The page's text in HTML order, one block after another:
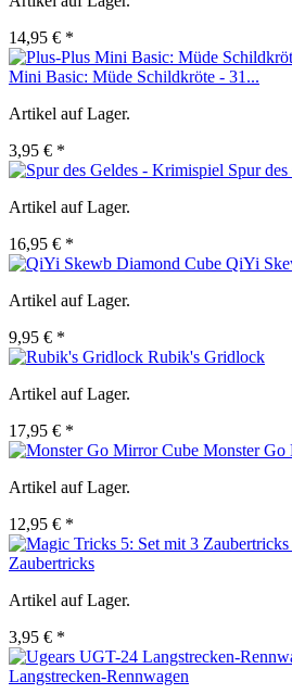
14,95 € *
Mini Basic: Müde Schildkröte - 31...
Artikel auf Lager.
3,95 € *
Spur
Artikel auf Lager.
16,95 € *
QiYi
Artikel auf Lager.
9,95 € *
Rubik's Gridlock
Artikel auf Lager.
17,95 € *
Monster Go
Artikel auf Lager.
12,95 € *
Zaubertricks
Artikel auf Lager.
3,95 € *
Langstrecken-Rennwagen